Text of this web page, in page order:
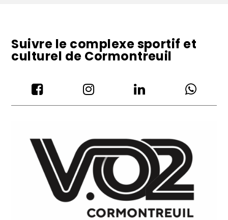
Suivre le complexe sportif et
culturel de Cormontreuil
   